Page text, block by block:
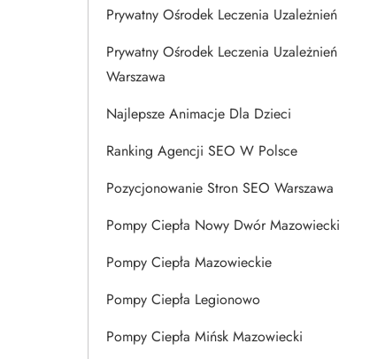
Prywatny Ośrodek Leczenia Uzależnień
Prywatny Ośrodek Leczenia Uzależnień
Warszawa
Najlepsze Animacje Dla Dzieci
Ranking Agencji SEO W Polsce
Pozycjonowanie Stron SEO Warszawa
Pompy Ciepła Nowy Dwór Mazowiecki
Pompy Ciepła Mazowieckie
Pompy Ciepła Legionowo
Pompy Ciepła Mińsk Mazowiecki